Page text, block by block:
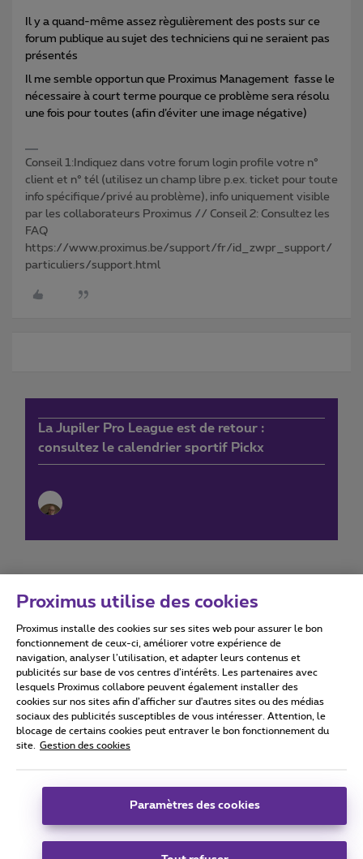
Il y a quand-même assez règulièrement des posts sur ce
forum publique au sujet des techniciens qui ne seraient pas
présentés
Il me semble opportun que Proximus Management fasse le
nécessaire à court terme pourque ce problème sera résolu
une fois pour toutes (afin d’éviter une image négative)
Conseil 1:Indiquez dans votre forum login profile votre n°
client et n° tél (utilisez un champ libre p.ex. ticket pour toute
info spécifique/privé au problème), info uniquement visible
par les collaborateurs Proximus // Conseil 2: Consultez les
FAQ
https://www.proximus.be/support/fr/id_zwpr_support/
particuliers/support.html
La Jupiler Pro League est de retour :
consultez le calendrier sportif Pickx
Conditions d'utilisation Accessibility statement
Tous droits réservés. © 2026 Proximus
Conditions générales, info consommateur
Coordonnées de l’entreprise
Boulevard du Roi Albert II 27 - B-1030 Bruxelles.
Proximus utilise des cookies
Proximus installe des cookies sur ses sites web pour assurer le bon
fonctionnement de ceux-ci, améliorer votre expérience de
navigation, analyser l’utilisation, et adapter leurs contenus et
publicités sur base de vos centres d’intérêts. Les partenaires avec
lesquels Proximus collabore peuvent également installer des
cookies sur nos sites afin d’afficher sur d'autres sites ou des médias
sociaux des publicités susceptibles de vous intéresser. Attention, le
blocage de certains cookies peut entraver le bon fonctionnement du
site.
Gestion des cookies
Paramètres des cookies